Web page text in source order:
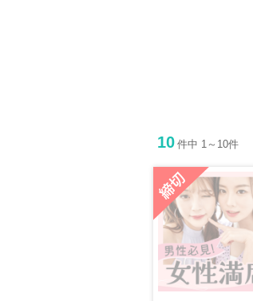
10 件中 1～10件